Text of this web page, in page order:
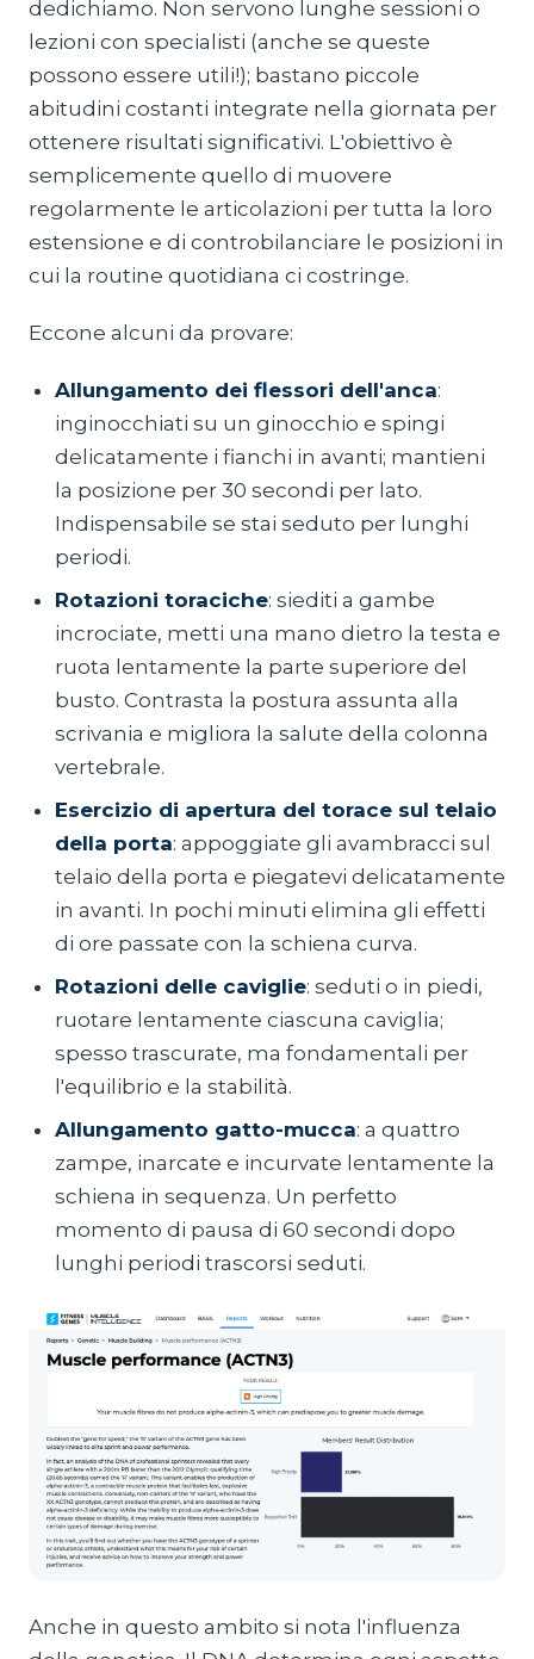
dedichiamo. Non servono lunghe sessioni o
lezioni con specialisti (anche se queste
possono essere utili!); bastano piccole
abitudini costanti integrate nella giornata per
ottenere risultati significativi. L'obiettivo è
semplicemente quello di muovere
regolarmente le articolazioni per tutta la loro
estensione e di controbilanciare le posizioni in
cui la routine quotidiana ci costringe.
Eccone alcuni da provare:
Allungamento dei flessori dell'anca:
inginocchiati su un ginocchio e spingi
delicatamente i fianchi in avanti; mantieni
la posizione per 30 secondi per lato.
Indispensabile se stai seduto per lunghi
periodi.
Rotazioni toraciche: siediti a gambe
incrociate, metti una mano dietro la testa e
ruota lentamente la parte superiore del
busto. Contrasta la postura assunta alla
scrivania e migliora la salute della colonna
vertebrale.
Esercizio di apertura del torace sul telaio
della porta: appoggiate gli avambracci sul
telaio della porta e piegatevi delicatamente
in avanti. In pochi minuti elimina gli effetti
di ore passate con la schiena curva.
Rotazioni delle caviglie: seduti o in piedi,
ruotare lentamente ciascuna caviglia;
spesso trascurate, ma fondamentali per
l'equilibrio e la stabilità.
Allungamento gatto-mucca: a quattro
zampe, inarcate e incurvate lentamente la
schiena in sequenza. Un perfetto
momento di pausa di 60 secondi dopo
lunghi periodi trascorsi seduti.
Anche in questo ambito si nota l'influenza